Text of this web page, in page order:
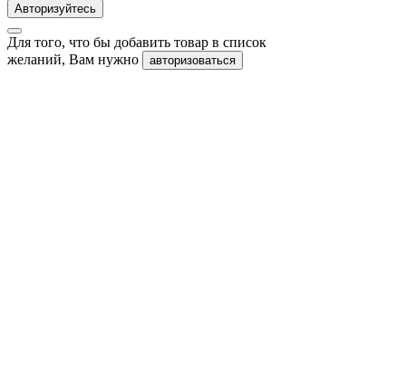
Авторизуйтесь
Для того, что бы добавить товар в список
желаний, Вам нужно
авторизоваться